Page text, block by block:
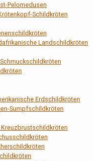
Pelomedusen
Schildkröten
Landschildkröten
Erdschildkröten
Sumpfschildkröten